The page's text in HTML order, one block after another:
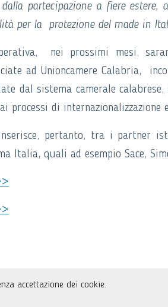
partecipazione a fiere
per la protezione del made in
nei prossimi mesi,
ad Unioncamere Calabria,
dal sistema camerale
processi di internazionalizzazione
pertanto, tra i partner
Italia, quali ad esempio Sace,
accettazione dei cookie.